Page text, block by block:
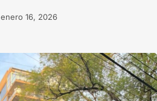
enero 16, 2026